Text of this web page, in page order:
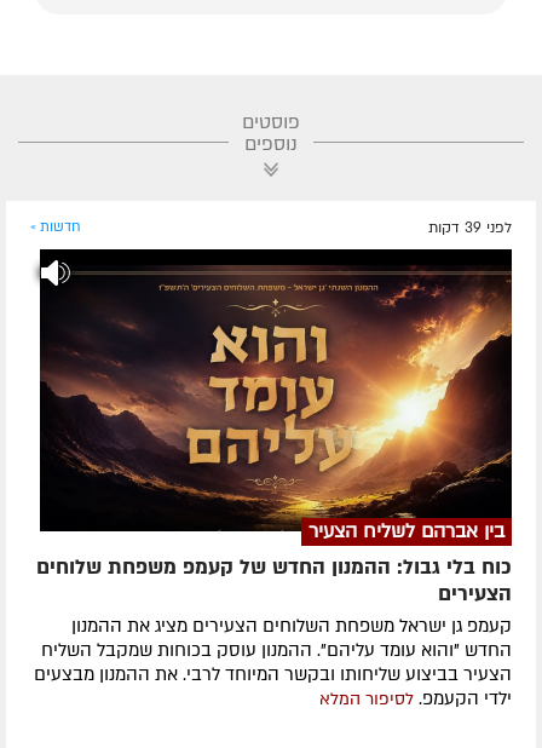
פוסטים
נוספים
לפני 39 דקות חדשות »
בין אברהם לשליח הצעיר
כוח בלי גבול: ההמנון החדש של קעמפ משפחת שלוחים
הצעירים
קעמפ גן ישראל משפחת השלוחים הצעירים מציג את ההמנון
החדש "והוא עומד עליהם". ההמנון עוסק בכוחות שמקבל השליח
הצעיר בביצוע שליחותו ובקשר המיוחד לרבי. את ההמנון מבצעים
ילדי הקעמפ. לסיפור המלא